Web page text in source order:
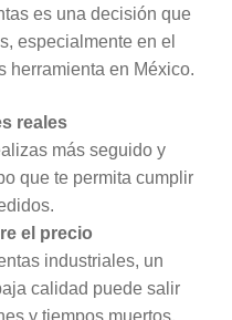
es una decisión que
especialmente en el
herramienta en México.
reales
más seguido y
que te permita cumplir
el precio
industriales, un
calidad puede salir
y tiempos muertos.